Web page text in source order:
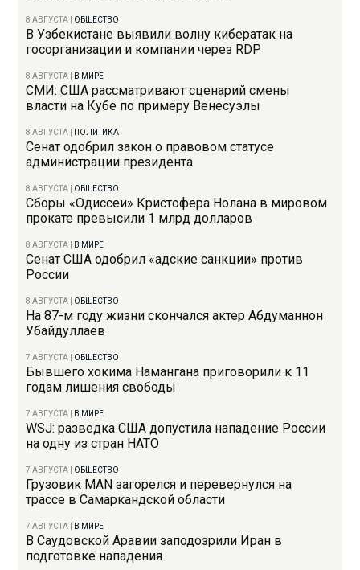
8 АВГУСТА ОБЩЕСТВО
В Узбекистане выявили волну кибератак на
госорганизации и компании через RDP
8 АВГУСТА В МИРЕ
СМИ: США рассматривают сценарий смены
власти на Кубе по примеру Венесуэлы
8 АВГУСТА ПОЛИТИКА
Сенат одобрил закон о правовом статусе
администрации президента
8 АВГУСТА ОБЩЕСТВО
Сборы «Одиссеи» Кристофера Нолана в мировом
прокате превысили 1 млрд долларов
8 АВГУСТА В МИРЕ
Сенат США одобрил «адские санкции» против
России
8 АВГУСТА ОБЩЕСТВО
На 87-м году жизни скончался актер Абдуманнон
Убайдуллаев
7 АВГУСТА ОБЩЕСТВО
Бывшего хокима Намангана приговорили к 11
годам лишения свободы
7 АВГУСТА В МИРЕ
WSJ: разведка США допустила нападение России
на одну из стран НАТО
7 АВГУСТА ОБЩЕСТВО
Грузовик MAN загорелся и перевернулся на
трассе в Самаркандской области
7 АВГУСТА В МИРЕ
В Саудовской Аравии заподозрили Иран в
подготовке нападения